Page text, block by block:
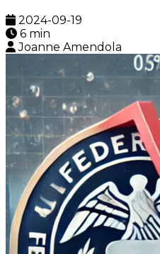
2024-09-19
6 min
Joanne Amendola